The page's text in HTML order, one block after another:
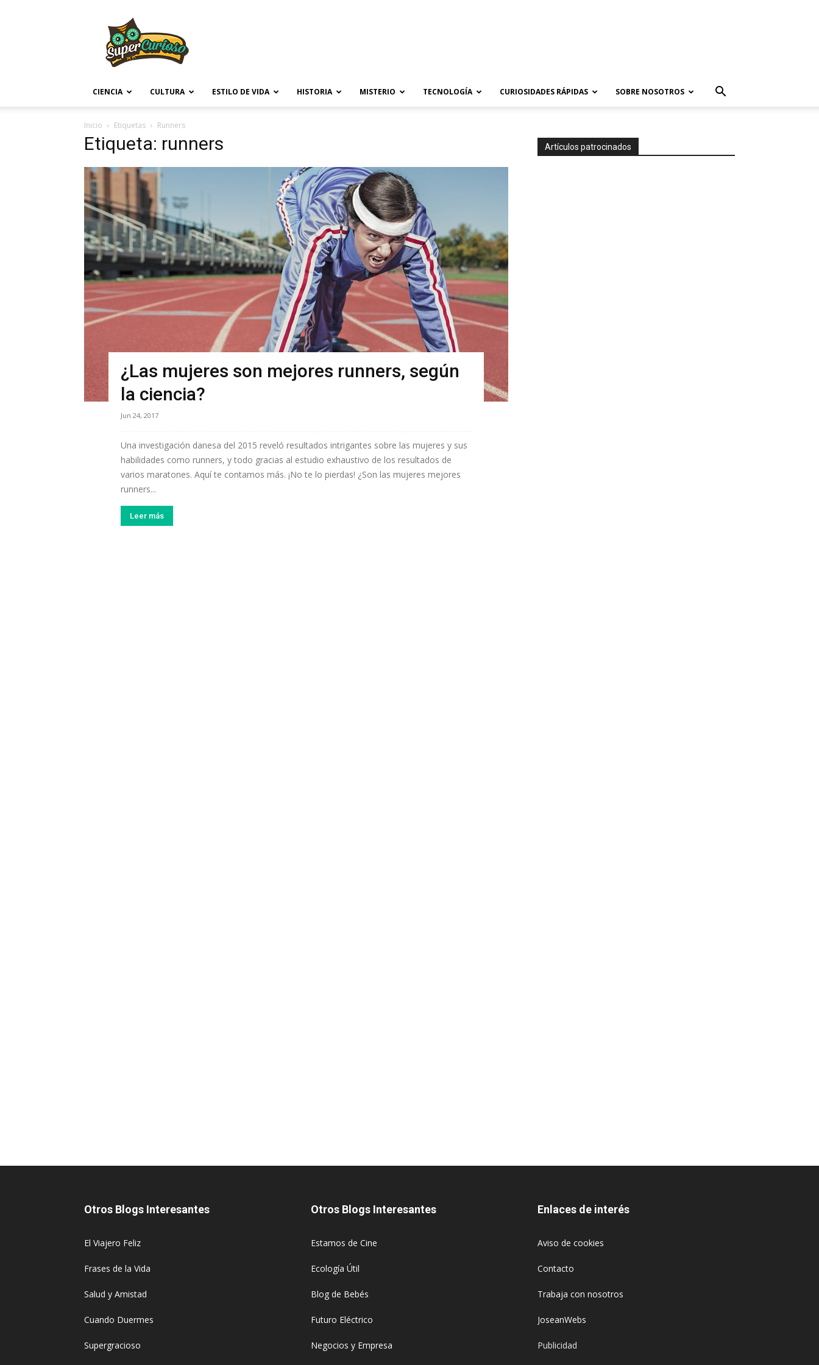
CIENCIA CULTURA ESTILO DE VIDA HISTORIA MISTERIO TECNOLOGÍA CURIOSIDADES RÁPIDAS SOBRE NOSOTROS
Inicio Etiquetas Runners
Etiqueta: runners
¿Las mujeres son mejores runners, según
la ciencia?
Jun 24, 2017
Una investigación danesa del 2015 reveló resultados intrigantes sobre las mujeres y sus
habilidades como runners, y todo gracias al estudio exhaustivo de los resultados de
varios maratones. Aquí te contamos más. ¡No te lo pierdas! ¿Son las mujeres mejores
runners...
Leer más
Artículos patrocinados
Otros Blogs Interesantes
El Viajero Feliz
Frases de la Vida
Salud y Amistad
Cuando Duermes
Supergracioso
Otros Blogs Interesantes
Estamos de Cine
Ecología Útil
Blog de Bebés
Futuro Eléctrico
Negocios y Empresa
Enlaces de interés
Aviso de cookies
Contacto
Trabaja con nosotros
JoseanWebs
Publicidad